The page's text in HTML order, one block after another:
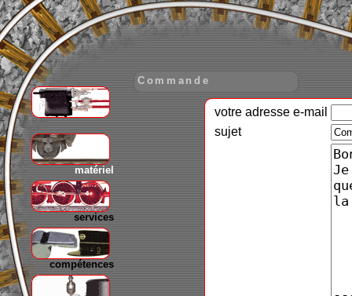
matériel
services
compétences
Commande
votre adresse e-mail
sujet